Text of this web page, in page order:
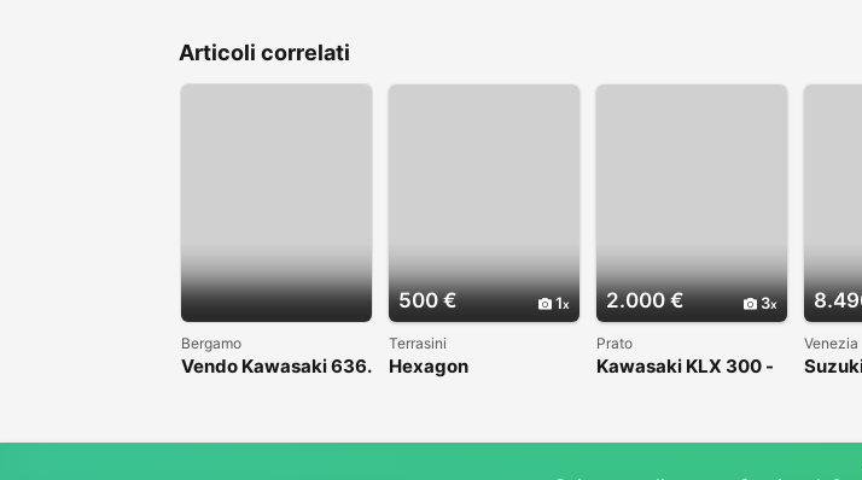
Articoli correlati
Bergamo
Vendo Kawasaki 636.
500 € 1
Terrasini
Hexagon
2.000 € 3
Prato
Kawasaki KLX 300 -
Venezia